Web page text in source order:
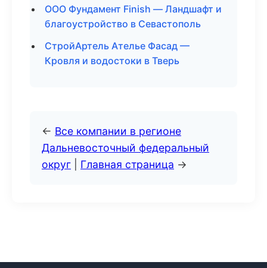
ООО Фундамент Finish — Ландшафт и
благоустройство в Севастополь
СтройАртель Ателье Фасад —
Кровля и водостоки в Тверь
← Все компании в регионе
Дальневосточный федеральный
округ
Главная страница →